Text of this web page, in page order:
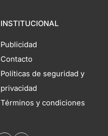
INSTITUCIONAL
Publicidad
Contacto
Políticas de seguridad y
privacidad
Términos y condiciones